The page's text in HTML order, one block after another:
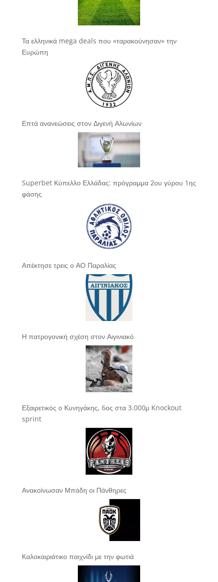
Τα ελληνικά mega deals που «ταρακούνησαν» την
Ευρώπη
Επτά ανανεώσεις στον Διγενή Αλωνίων
Superbet Κύπελλο Ελλάδας: πρόγραμμα 2ου γύρου 1ης
φάσης
Απέκτησε τρεις ο ΑΟ Παραλίας
Η πατρογονική σχέση στον Αιγινιακό
Εξαιρετικός ο Κυνηγάκης, 6ος στα 3.000μ Knockout
sprint
Ανακοίνωσαν Μπάδη οι Πάνθηρες
Καλοκαιριάτικο παιχνίδι με την φωτιά